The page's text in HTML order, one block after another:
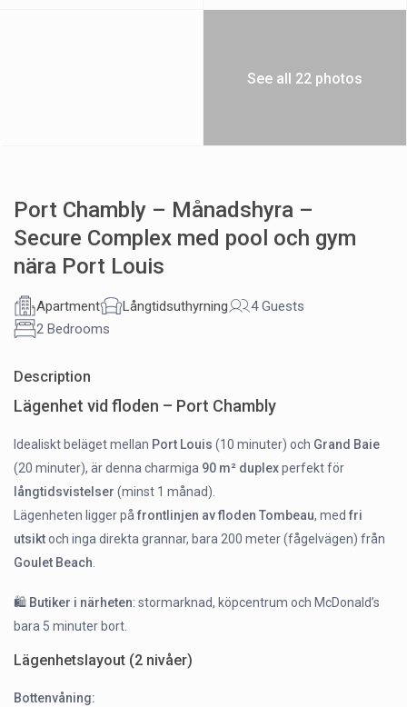
See all 22 photos
Port Chambly – Månadshyra –
Secure Complex med pool och gym
nära Port Louis
Apartment Långtidsuthyrning
4 Guests
2 Bedrooms
Description
Lägenhet vid floden – Port Chambly
Idealiskt beläget mellan Port Louis (10 minuter) och Grand Baie
(20 minuter), är denna charmiga 90 m² duplexperfekt för
långtidsvistelser (minst 1 månad).
Lägenheten ligger påfrontlinjen av floden Tombeau, medfri
utsiktoch inga direkta grannar, bara 200 meter (fågelvägen) från
Goulet Beach
🛍️ Butiker i närheten: stormarknad, köpcentrum och McDonald’s
bara 5 minuter bort.
Lägenhetslayout (2 nivåer)
Bottenvåning: